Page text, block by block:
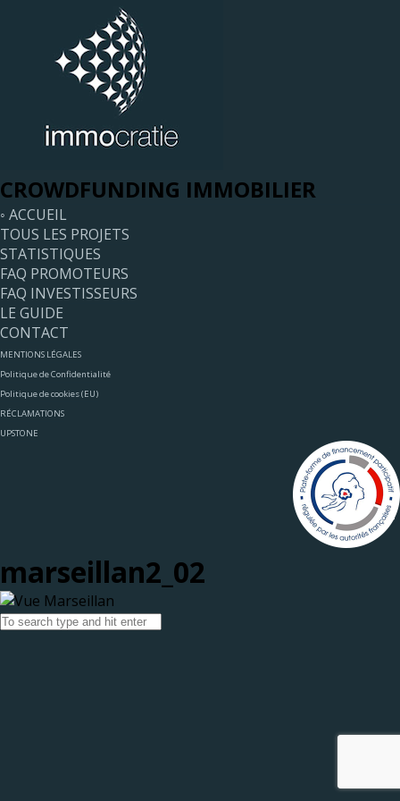
CROWDFUNDING IMMOBILIER
◦ ACCUEIL
TOUS LES PROJETS
STATISTIQUES
FAQ PROMOTEURS
FAQ INVESTISSEURS
LE GUIDE
CONTACT
MENTIONS LÉGALES
Politique de Confidentialité
Politique de cookies (EU)
RÉCLAMATIONS
UPSTONE
marseillan2_02